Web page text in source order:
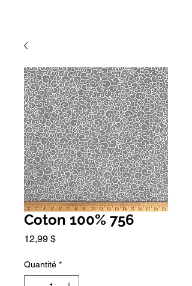
Coton 100% 756
12,99 $Prix
Quantité *